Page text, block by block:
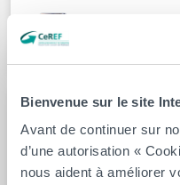
Bienvenue sur le site
Avant de continuer sur
d’une autorisation «
nous aident à améliorer
Chercheur(s)
Nicolas Sauvage